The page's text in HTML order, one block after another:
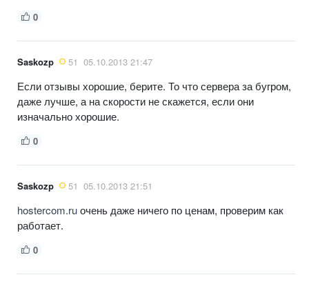
0
Saskozp 51 05.10.2013 21:47
Если отзывы хорошие, берите. То что сервера за бугром,
даже лучше, а на скорости не скажется, если они
изначально хорошие.
0
Saskozp 51 05.10.2013 21:51
hostercom.ruочень даже ничего по ценам, проверим как
работает.
0